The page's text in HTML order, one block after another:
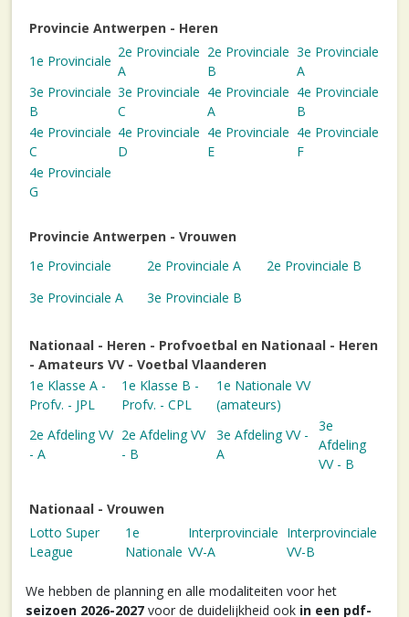
Provincie Antwerpen - Heren
1e Provinciale
2e Provinciale
A
2e Provinciale
B
3e Provinciale
A
3e Provinciale
B
3e Provinciale
C
4e Provinciale
A
4e Provinciale
B
4e Provinciale
C
4e Provinciale
D
4e Provinciale
E
4e Provinciale
F
4e Provinciale
G
Provincie Antwerpen - Vrouwen
1e Provinciale
2e Provinciale A
2e Provinciale B
3e Provinciale A
3e Provinciale B
Nationaal - Heren - Profvoetbal en Nationaal - Heren
- Amateurs VV - Voetbal Vlaanderen
1e Klasse A -
Profv. - JPL
1e Klasse B -
Profv. - CPL
1e Nationale VV
(amateurs)
2e Afdeling VV
- A
2e Afdeling VV
- B
3e Afdeling VV -
A
3e
Afdeling
VV - B
Nationaal - Vrouwen
Lotto Super
League
1e
Nationale
Interprovinciale
VV-A
Interprovinciale
VV-B
We hebben de planning en alle modaliteiten voor het
seizoen 2026-2027 voor de duidelijkheid ook in een pdf-